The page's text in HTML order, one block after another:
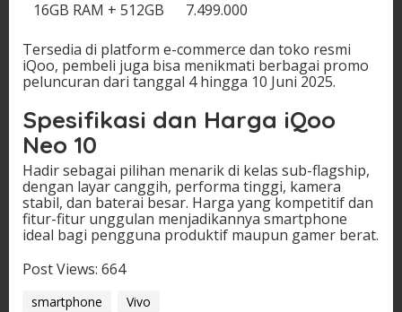
16GB RAM + 512GB
7.499.000
Tersedia di platform e-commerce dan toko resmi
iQoo, pembeli juga bisa menikmati berbagai promo
peluncuran dari tanggal 4 hingga 10 Juni 2025.
Spesifikasi dan Harga iQoo
Neo 10
Hadir sebagai pilihan menarik di kelas sub-flagship,
dengan layar canggih, performa tinggi, kamera
stabil, dan baterai besar. Harga yang kompetitif dan
fitur-fitur unggulan menjadikannya smartphone
ideal bagi pengguna produktif maupun gamer berat.
Post Views: 664
smartphone Vivo